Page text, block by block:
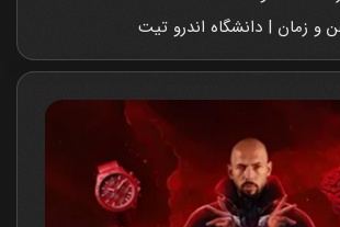
و زمان | دانشگاه اندرو تیت